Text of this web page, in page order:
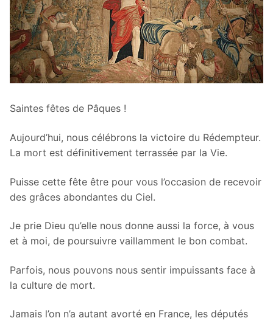
Saintes fêtes de Pâques !
Aujourd’hui, nous célébrons la victoire du Rédempteur.
La mort est définitivement terrassée par la Vie.
Puisse cette fête être pour vous l’occasion de recevoir
des grâces abondantes du Ciel.
Je prie Dieu qu’elle nous donne aussi la force, à vous
et à moi, de poursuivre vaillamment le bon combat.
Parfois, nous pouvons nous sentir impuissants face à
la culture de mort.
Jamais l’on n’a autant avorté en France, les députés